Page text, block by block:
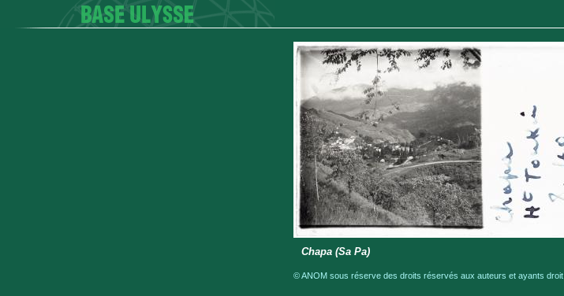
Chapa (Sa Pa)
© ANOM sous réserve des droits réservés aux auteurs et ayants droit